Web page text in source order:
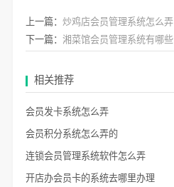
上一篇： 炒鸡店会员管理系统怎么弄
下一篇： 湘菜馆会员管理系统有哪些
相关推荐
会员发卡系统怎么弄
会员积分系统怎么弄的
连锁会员管理系统软件怎么弄
开店办会员卡的系统去哪里办理